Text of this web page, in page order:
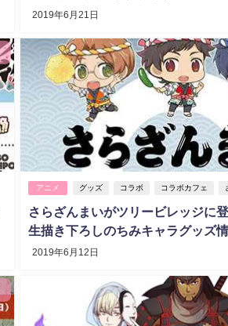
2019年6月21日
アニメ グッズ コラボ コラボカフェ
さらざんまいがツリービレッジに
生描き下ろしのちみキャラグッズ
2019年6月12日